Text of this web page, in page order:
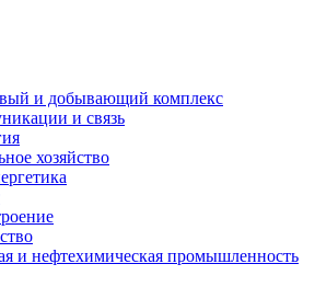
и добывающий комплекс
и связь
хозяйство
и нефтехимическая промышленность